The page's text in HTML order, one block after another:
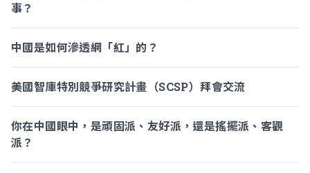
事？
中國是如何滲透網「紅」的？
美國智庫特別競爭研究計畫（SCSP）拜會交流
你在中國眼中，是頑固派、友好派，還是搖擺派、客觀
派？